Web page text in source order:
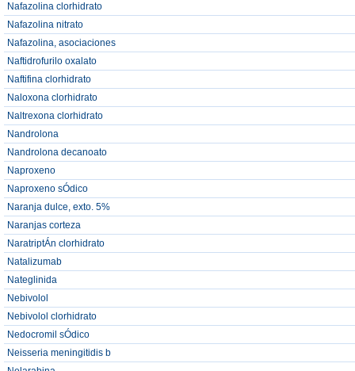
Nafazolina clorhidrato
Nafazolina nitrato
Nafazolina, asociaciones
Naftidrofurilo oxalato
Naftifina clorhidrato
Naloxona clorhidrato
Naltrexona clorhidrato
Nandrolona
Nandrolona decanoato
Naproxeno
Naproxeno sÓdico
Naranja dulce, exto. 5%
Naranjas corteza
NaratriptÁn clorhidrato
Natalizumab
Nateglinida
Nebivolol
Nebivolol clorhidrato
Nedocromil sÓdico
Neisseria meningitidis b